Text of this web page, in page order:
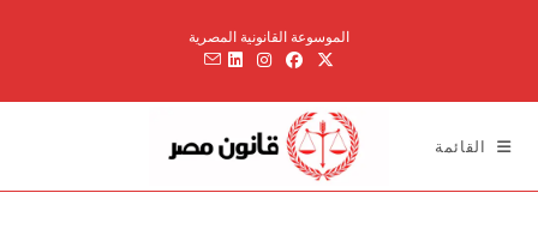
الموسوعة القانونية المصرية
القائمة